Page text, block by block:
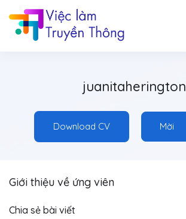
juanitaherington
Download CV Mời
Giới thiệu về ứng viên
Chia sẻ bài viết